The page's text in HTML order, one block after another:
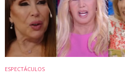
ESPECTÁCULOS